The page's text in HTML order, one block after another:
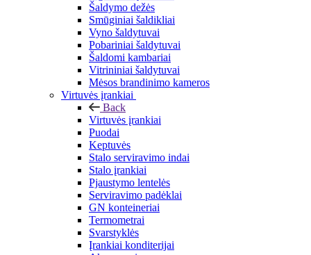
Šaldymo dežės
Smūginiai šaldikliai
Vyno šaldytuvai
Pobariniai šaldytuvai
Šaldomi kambariai
Vitrininiai šaldytuvai
Mėsos brandinimo kameros
Virtuvės įrankiai
Back
Virtuvės įrankiai
Puodai
Keptuvės
Stalo serviravimo indai
Stalo įrankiai
Pjaustymo lentelės
Serviravimo padėklai
GN konteineriai
Termometrai
Svarstyklės
Įrankiai konditerijai